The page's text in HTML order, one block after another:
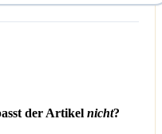
der Artikel nicht?